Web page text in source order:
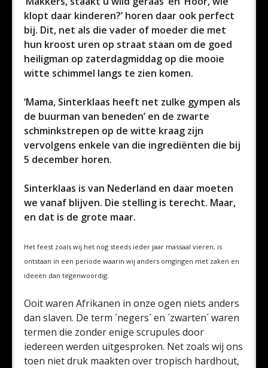
klopt daar kinderen?’ horen daar ook perfect
bij. Dit, net als die vader of moeder die met
hun kroost uren op straat staan om de goed
heiligman op zaterdagmiddag op die mooie
witte schimmel langs te zien komen.
‘Mama, Sinterklaas heeft net zulke gympen als
de buurman van beneden’ en de zwarte
schminkstrepen op de witte kraag zijn
vervolgens enkele van die ingrediënten die bij
5 december horen.
Sinterklaas is van Nederland en daar moeten
we vanaf blijven. Die stelling is terecht. Maar,
en dat is de grote maar.
Het feest zoals wij het nog steeds ieder jaar massaal vieren, is
ontstaan in een periode waarin wij anders omgingen met zaken en
ideeën dan tegenwoordig.
Ooit waren Afrikanen in onze ogen niets anders
dan slaven. De term ´negers´ en ´zwarten´ waren
termen die zonder enige scrupules door
iedereen werden uitgesproken. Net zoals wij ons
toen niet druk maakten over tropisch hardhout,